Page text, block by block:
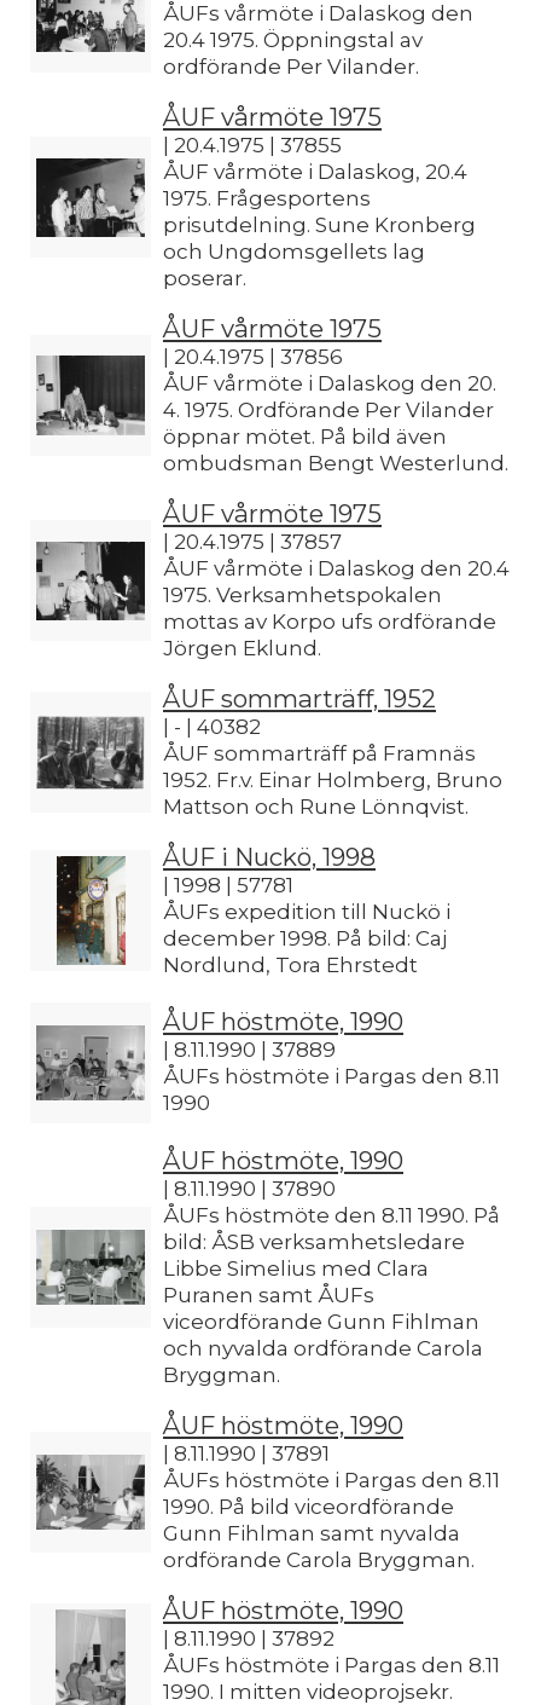
ÅUFs vårmöte i Dalaskog den
20.4 1975. Öppningstal av
ordförande Per Vilander.
ÅUF vårmöte 1975
| 20.4.1975 | 37855
ÅUF vårmöte i Dalaskog, 20.4
1975. Frågesportens
prisutdelning. Sune Kronberg
och Ungdomsgellets lag
poserar.
ÅUF vårmöte 1975
| 20.4.1975 | 37856
ÅUF vårmöte i Dalaskog den 20.
4. 1975. Ordförande Per Vilander
öppnar mötet. På bild även
ombudsman Bengt Westerlund.
ÅUF vårmöte 1975
| 20.4.1975 | 37857
ÅUF vårmöte i Dalaskog den 20.4
1975. Verksamhetspokalen
mottas av Korpo ufs ordförande
Jörgen Eklund.
ÅUF sommarträff, 1952
| - | 40382
ÅUF sommarträff på Framnäs
1952. Fr.v. Einar Holmberg, Bruno
Mattson och Rune Lönnqvist.
ÅUF i Nuckö, 1998
| 1998 | 57781
ÅUFs expedition till Nuckö i
december 1998. På bild: Caj
Nordlund, Tora Ehrstedt
ÅUF höstmöte, 1990
| 8.11.1990 | 37889
ÅUFs höstmöte i Pargas den 8.11
1990
ÅUF höstmöte, 1990
| 8.11.1990 | 37890
ÅUFs höstmöte den 8.11 1990. På
bild: ÅSB verksamhetsledare
Libbe Simelius med Clara
Puranen samt ÅUFs
viceordförande Gunn Fihlman
och nyvalda ordförande Carola
Bryggman.
ÅUF höstmöte, 1990
| 8.11.1990 | 37891
ÅUFs höstmöte i Pargas den 8.11
1990. På bild viceordförande
Gunn Fihlman samt nyvalda
ordförande Carola Bryggman.
ÅUF höstmöte, 1990
| 8.11.1990 | 37892
ÅUFs höstmöte i Pargas den 8.11
1990. I mitten videoprojsekr.